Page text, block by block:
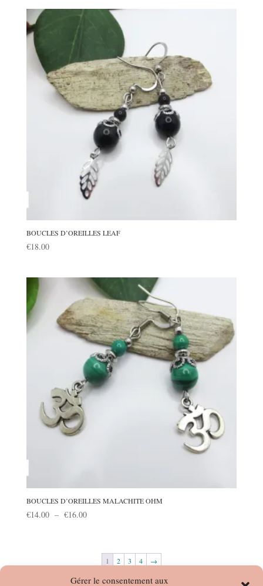
Gérer le consentement aux
BOUCLES D’OREILLES LEAF
€18.00
BOUCLES D’OREILLES MALACHITE OHM
€14.00 – €16.00Plage
€14.00
à
€16.00
1 2 3 4 →